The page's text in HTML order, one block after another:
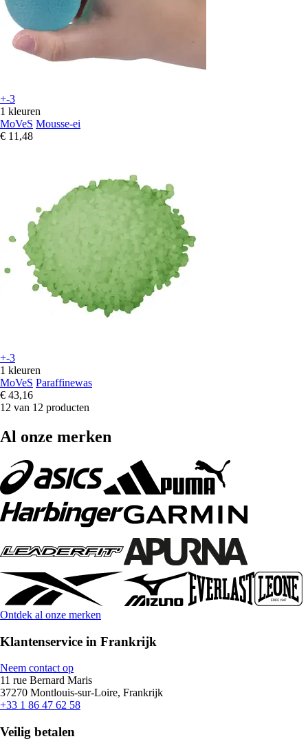
+-3
1 kleuren
MoVeS Mousse-ei
€ 11,48
+-3
1 kleuren
MoVeS Paraffinewas
€ 43,16
12 van 12 producten
Al onze merken
Ontdek al onze merken
Klantenservice in Frankrijk
Neem contact op
11 rue Bernard Maris
37270 Montlouis-sur-Loire, Frankrijk
+33 1 86 47 62 58
Veilig betalen